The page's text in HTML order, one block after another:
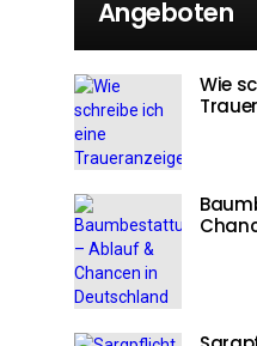
Angeboten
Wie